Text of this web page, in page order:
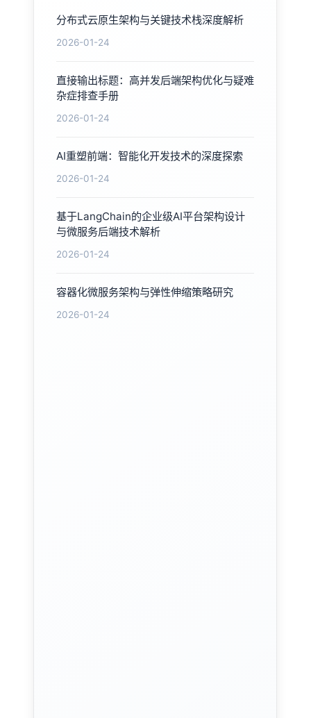
分布式云原生架构与关键技术栈深度解析
2026-01-24
直接输出标题：高并发后端架构优化与疑难
杂症排查手册
2026-01-24
AI重塑前端：智能化开发技术的深度探索
2026-01-24
基于LangChain的企业级AI平台架构设计
与微服务后端技术解析
2026-01-24
容器化微服务架构与弹性伸缩策略研究
2026-01-24